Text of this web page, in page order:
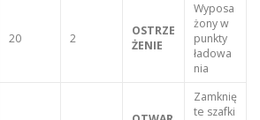
20 2
OSTRZE
ŻENIE
Wyposa
żony w
punkty
ładowa
nia
Zamknię
te szafki